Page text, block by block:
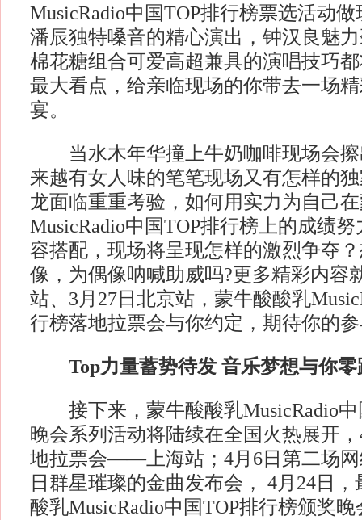
MusicRadio中国TOP排行榜票选活动
潘辰独特嗓音的精心演出，钟汉良魅
棉花糖组合可爱高超兼具的演唱技巧
最大看点，给亲临现场的你带去一场
宴。
当水木年华撞上牛奶咖啡现场会擦
来越有女人味的笔笔现场又有怎样的
龙面临重重考验，如何用实力为自己
MusicRadio中国TOP排行榜上的成绩
容搭配，现场将呈现怎样的激烈争夺
像，为偶像呐喊助威吗?更多精彩内容
站、3月27日北京站，蒙牛酸酸乳
行榜落地拉票会与你约定，期待你的
Top力量蓄势待发 音乐梦想与你零
接下来，蒙牛酸酸乳MusicRadio中
晚会系列活动将陆续在全国火热展开
地拉票会——上海站；4月6日第二场网
日群星璀璨的金曲发布会， 4月24日
酸乳MusicRadio中国TOP排行榜颁奖